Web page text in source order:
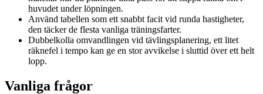
huvudet under löpningen.
Använd tabellen som ett snabbt facit vid runda hastigheter,
den täcker de flesta vanliga träningsfarter.
Dubbelkolla omvandlingen vid tävlingsplanering, ett litet
räknefel i tempo kan ge en stor avvikelse i sluttid över ett helt
lopp.
Vanliga frågor